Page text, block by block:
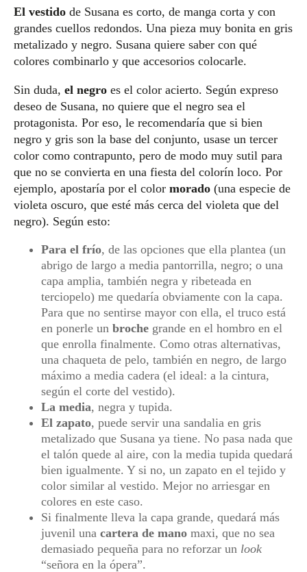
El vestido de Susana es corto, de manga corta y con
grandes cuellos redondos. Una pieza muy bonita en gris
metalizado y negro. Susana quiere saber con qué
colores combinarlo y que accesorios colocarle.
Sin duda, el negro es el color acierto. Según expreso
deseo de Susana, no quiere que el negro sea el
protagonista. Por eso, le recomendaría que si bien
negro y gris son la base del conjunto, usase un tercer
color como contrapunto, pero de modo muy sutil para
que no se convierta en una fiesta del colorín loco. Por
ejemplo, apostaría por el color morado (una especie de
violeta oscuro, que esté más cerca del violeta que del
negro). Según esto:
Para el frío, de las opciones que ella plantea (un
abrigo de largo a media pantorrilla, negro; o una
capa amplia, también negra y ribeteada en
terciopelo) me quedaría obviamente con la capa.
Para que no sentirse mayor con ella, el truco está
en ponerle un broche grande en el hombro en el
que enrolla finalmente. Como otras alternativas,
una chaqueta de pelo, también en negro, de largo
máximo a media cadera (el ideal: a la cintura,
según el corte del vestido).
La media, negra y tupida.
El zapato, puede servir una sandalia en gris
metalizado que Susana ya tiene. No pasa nada que
el talón quede al aire, con la media tupida quedará
bien igualmente. Y si no, un zapato en el tejido y
color similar al vestido. Mejor no arriesgar en
colores en este caso.
Si finalmente lleva la capa grande, quedará más
juvenil una cartera de mano maxi, que no sea
demasiado pequeña para no reforzar un look
“señora en la ópera”.